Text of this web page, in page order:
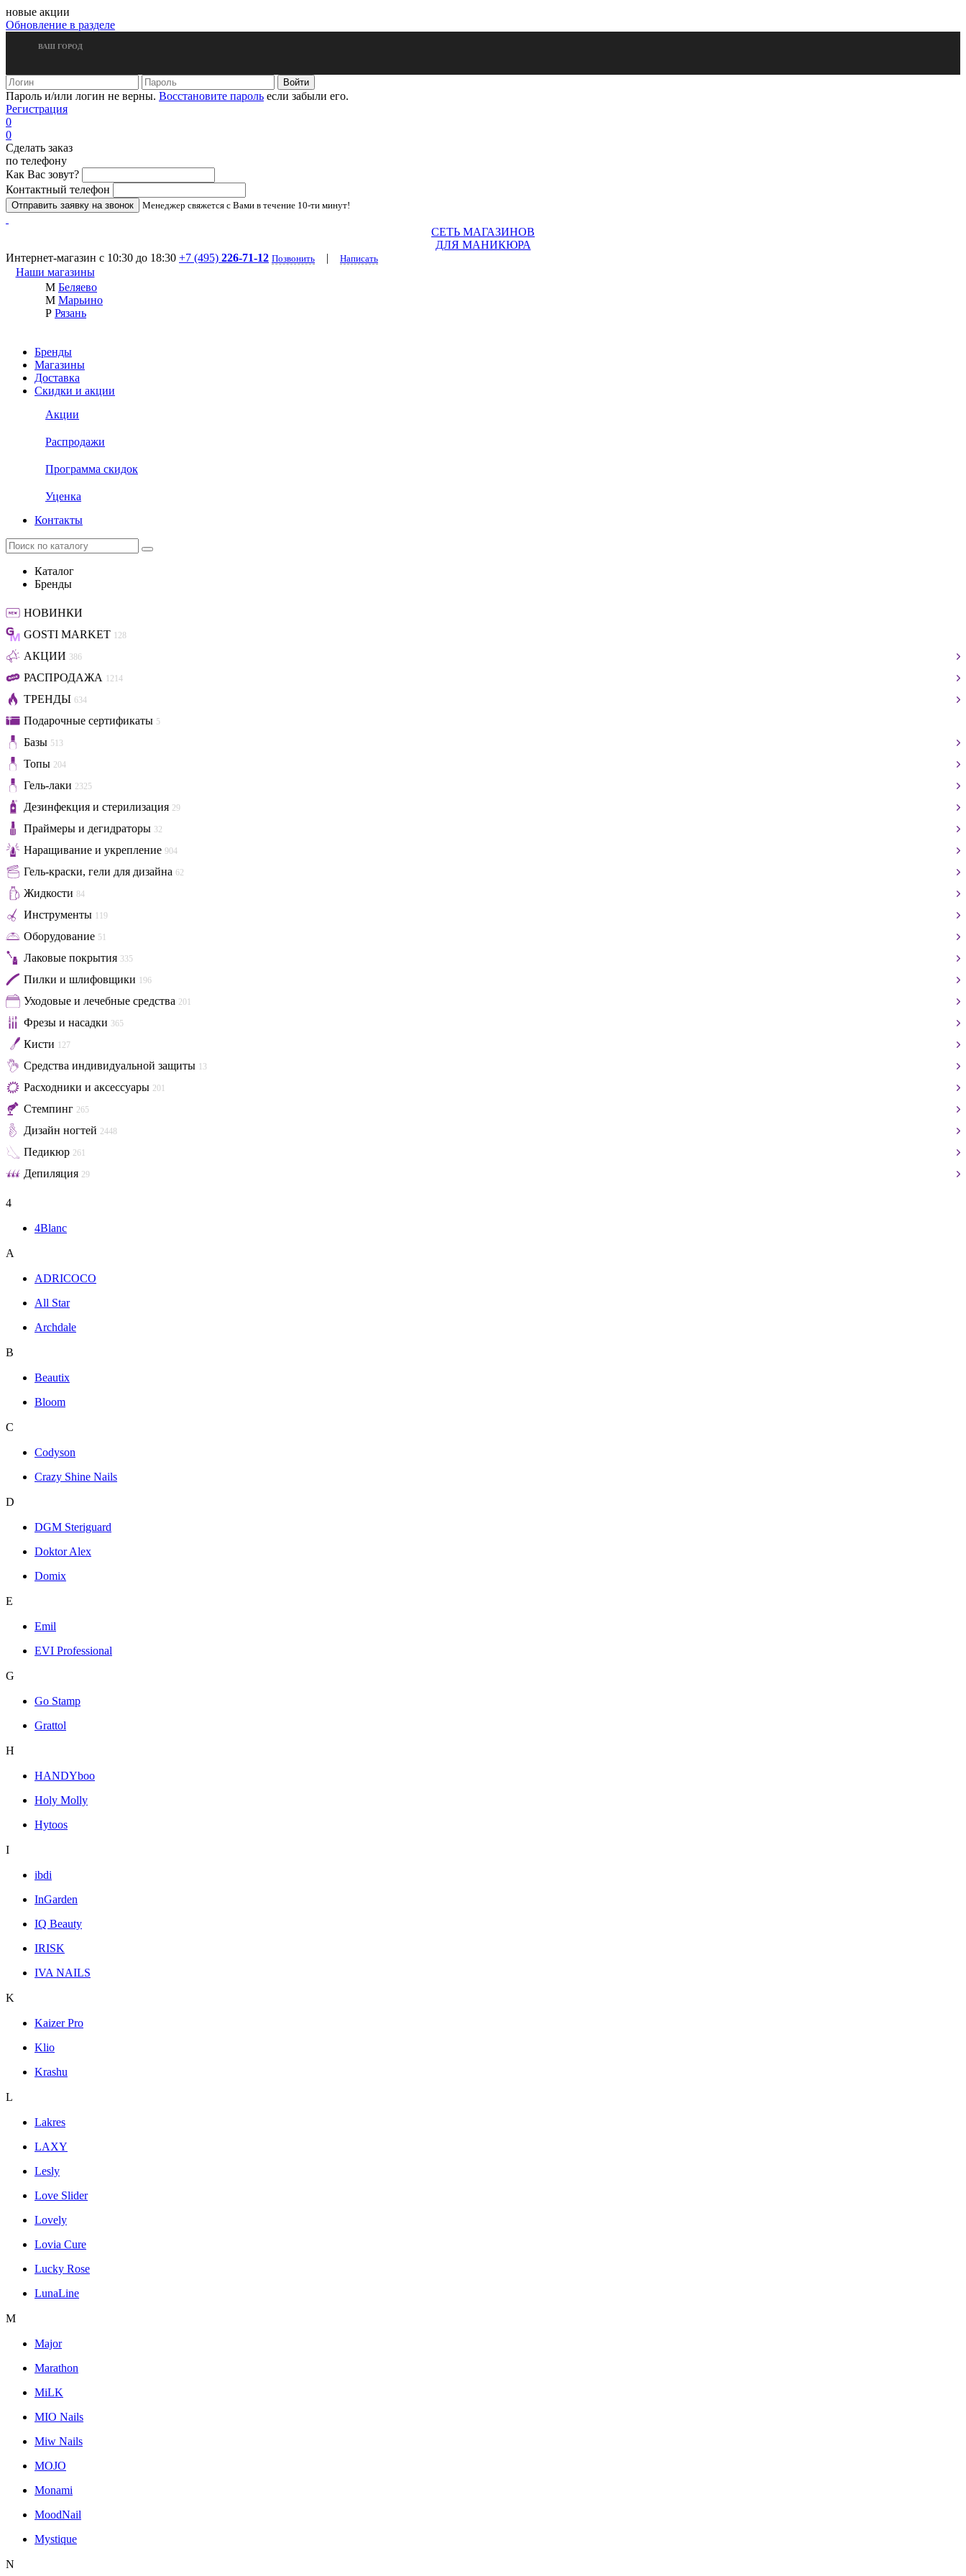
новые акции
Обновление в разделе
ВАШ ГОРОД
Пароль и/или логин не верны. Восстановите пароль если забыли его.
Регистрация
0
0
Сделать заказ
по телефону
Как Вас зовут?
Контактный телефон
Менеджер свяжется с Вами в течение 10-ти минут!
СЕТЬ МАГАЗИНОВ
ДЛЯ МАНИКЮРА
Интернет-магазин с 10:30 до 18:30 +7 (495) 226-71-12 Позвонить | Написать
Наши магазины
М Беляево
М Марьино
Р Рязань
Бренды
Магазины
Доставка
Скидки и акции
Акции
Распродажи
Программа скидок
Уценка
Контакты
Каталог
Бренды
НОВИНКИ
GOSTI MARKET 128
АКЦИИ 386
РАСПРОДАЖА 1214
ТРЕНДЫ 634
Подарочные сертификаты 5
Базы 513
Топы 204
Гель-лаки 2325
Дезинфекция и стерилизация 29
Праймеры и дегидраторы 32
Наращивание и укрепление 904
Гель-краски, гели для дизайна 62
Жидкости 84
Инструменты 119
Оборудование 51
Лаковые покрытия 335
Пилки и шлифовщики 196
Уходовые и лечебные средства 201
Фрезы и насадки 365
Кисти 127
Средства индивидуальной защиты 13
Расходники и аксессуары 201
Стемпинг 265
Дизайн ногтей 2448
Педикюр 261
Депиляция 29
4
4Blanc
A
ADRICOCO
All Star
Archdale
B
Beautix
Bloom
C
Codyson
Crazy Shine Nails
D
DGM Steriguard
Doktor Alex
Domix
E
Emil
EVI Professional
G
Go Stamp
Grattol
H
HANDYboo
Holy Molly
Hytoos
I
ibdi
InGarden
IQ Beauty
IRISK
IVA NAILS
K
Kaizer Pro
Klio
Krashu
L
Lakres
LAXY
Lesly
Love Slider
Lovely
Lovia Cure
Lucky Rose
LunaLine
M
Major
Marathon
MiLK
MIO Nails
Miw Nails
MOJO
Monami
MoodNail
Mystique
N